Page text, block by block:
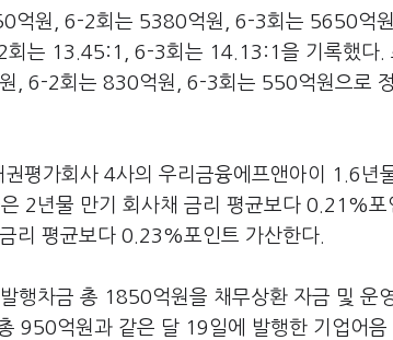
억원, 6-2회는 5380억원, 6-3회는 5650억
는 13.45:1, 6-3회는 14.13:1을 기록했다.
, 6-2회는 830억원, 6-3회는 550억원으로
평가회사 4사의 우리금융에프앤아이 1.6년
2년물 만기 회사채 금리 평균보다 0.21%
리 평균보다 0.23%포인트 가산한다.
행차금 총 1850억원을 채무상환 자금 및 운
950억원과 같은 달 19일에 발행한 기업어